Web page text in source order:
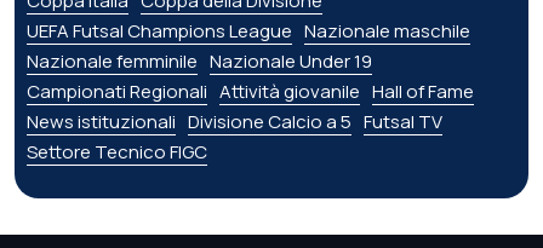
UEFA Futsal Champions League Nazionale maschile
Nazionale femminile Nazionale Under 19
Campionati Regionali Attività giovanile Hall of Fame
News istituzionali Divisione Calcio a 5 Futsal TV
Settore Tecnico FIGC